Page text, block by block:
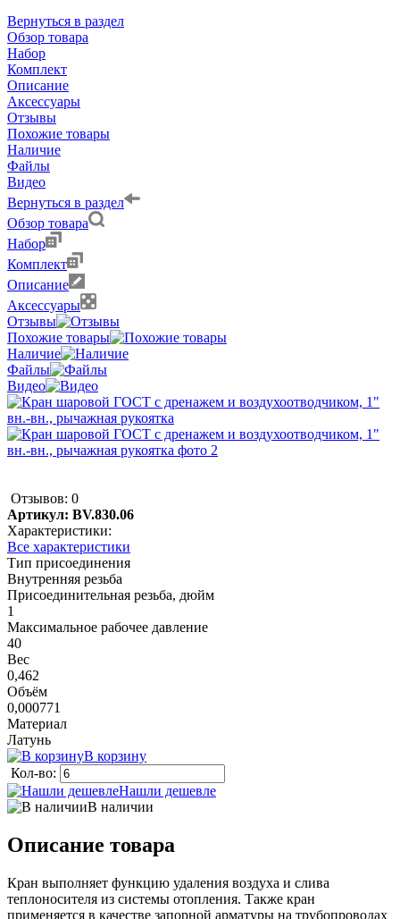
Вернуться в раздел
Обзор товара
Набор
Комплект
Описание
Аксессуары
Отзывы
Похожие товары
Наличие
Файлы
Видео
Вернуться в раздел
Обзор товара
Набор
Комплект
Описание
Аксессуары
Отзывы
Похожие товары
Наличие
Файлы
Видео
Отзывов: 0
Артикул: BV.830.06
Характеристики:
Все характеристики
Тип присоединения
Внутренняя резьба
Присоединительная резьба, дюйм
1
Максимальное рабочее давление
40
Вес
0,462
Объём
0,000771
Материал
Латунь
В корзину
Кол-во:
Нашли дешевле
В наличии
Описание товара
Кран выполняет функцию удаления воздуха и слива
теплоносителя из системы отопления. Также кран
применяется в качестве запорной арматуры на трубопроводах